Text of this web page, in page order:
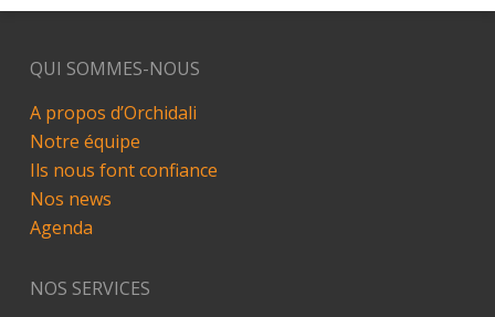
QUI SOMMES-NOUS
A propos d’Orchidali
Notre équipe
Ils nous font confiance
Nos news
Agenda
NOS SERVICES